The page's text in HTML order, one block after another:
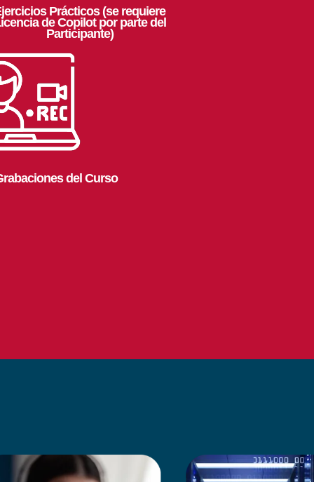
Prácticos (se requiere
de Copilot por parte del
Participante)
del Curso